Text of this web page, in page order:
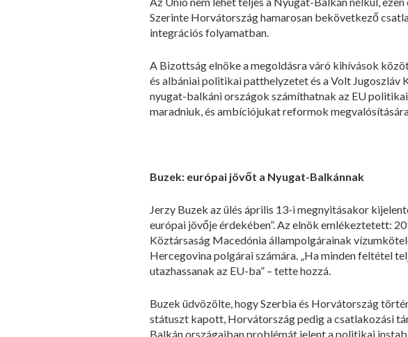
Szerinte Horvátország hamarosan bekövetkező
integrációs folyamatban.
A Bizottság elnöke a megoldásra váró kihívások
és albániai politikai patthelyzetet és a Volt Jugoszláv
nyugat-balkáni országok számíthatnak az EU
maradniuk, és ambíciójukat reformok
Buzek: európai jövőt a Nyugat-Balkánnak
Jerzy Buzek az ülés április 13-i megnyitásakor
európai jövője érdekében”. Az elnök emlékeztetett:
Köztársaság Macedónia állampolgárainak
Hercegovina polgárai számára. „Ha minden feltétel
utazhassanak az EU-ba” – tette hozzá.
Buzek üdvözölte, hogy Szerbia és Horvátország
státuszt kapott, Horvátország pedig a csatlakozási
Balkán országaiban problémát jelent a politikai